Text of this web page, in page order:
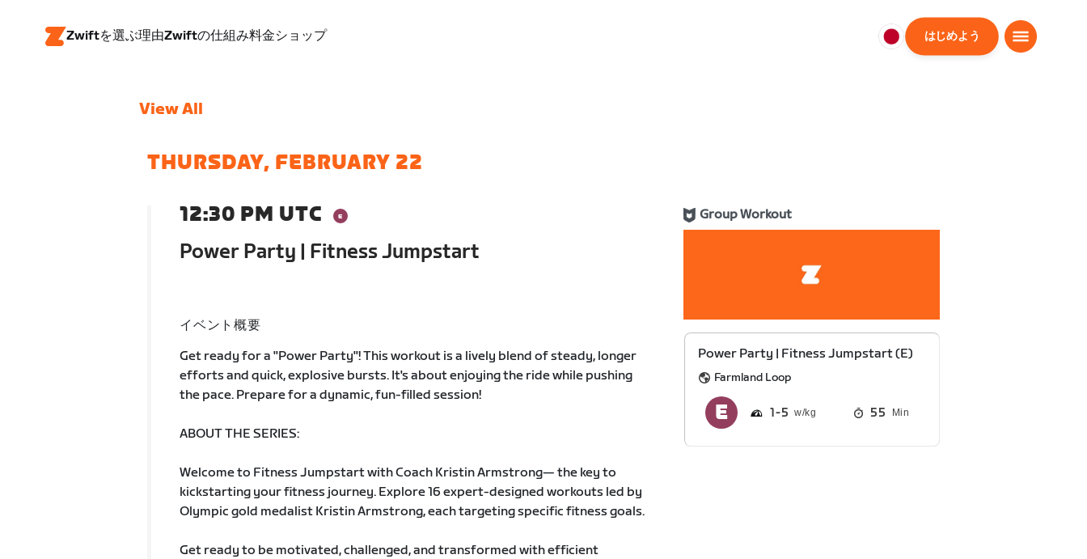
Zwiftを選ぶ理由Zwiftの仕組み料金ショップ
日
はじめよう
View All
THURSDAY, FEBRUARY 22
12:30 PM UTC
Power Party | Fitness Jumpstart
Group Workout
イベント概要
Get ready for a "Power Party"! This workout is a lively blend of steady, longer
efforts and quick, explosive bursts. It's about enjoying the ride while pushing
the pace. Prepare for a dynamic, fun-filled session!
ABOUT THE SERIES:
Welcome to Fitness Jumpstart with Coach Kristin Armstrong— the key to
kickstarting your fitness journey. Explore 16 expert-designed workouts led by
Olympic gold medalist Kristin Armstrong, each targeting specific fitness goals.
Get ready to be motivated, challenged, and transformed with efficient
Power Party | Fitness Jumpstart (E)
Farmland Loop
1 5 55 Min